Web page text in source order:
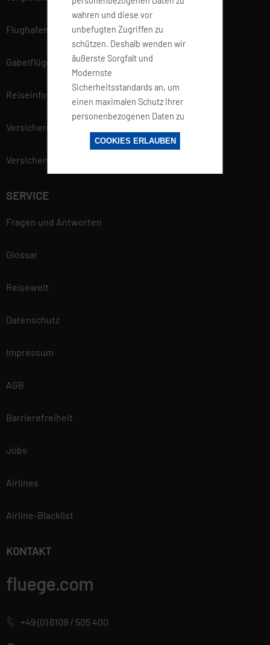
wahren und diese vor
unbefugten Zugriffen zu
schützen. Deshalb wenden wir
äußerste Sorgfalt und
Modernste
Sicherheitsstandards an, um
einen maximalen Schutz Ihrer
personenbezogenen Daten zu
gewährleisten. Mehr
Informationen findest du in
Datenschutzerklärung.
COOKIES ERLAUBEN
Flughafen Informationen
Gabelflüge
Reiseinfo
Versicherung
Versicherungsvertrag widerrufen
SERVICE
Fragen und Antworten
Glossar
Reisewelt
Datenschutz
Impressum
AGB
Barrierefreiheit
Jobs
Airlines
Airline-Blacklist
KONTAKT
fluege.com
+49 (0) 6109 / 505 400